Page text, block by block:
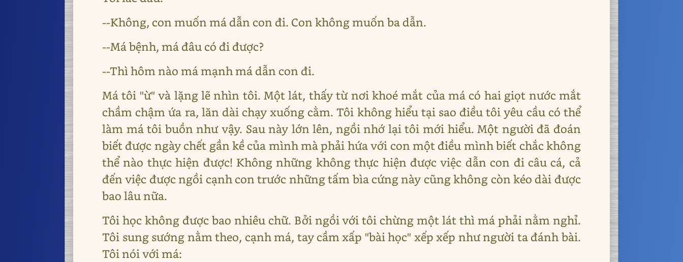
--Không, con muốn má dẫn con đi. Con không muốn ba dẫn.
--Má bệnh, má đâu có đi được?
--Thì hôm nào má mạnh má dẫn con đi.
Má tôi "ừ" và lặng lẽ nhìn tôi. Một lát, thấy từ nơi khoé mắt của má có hai giọt nước mắt
chầm chậm ứa ra, lăn dài chạy xuống cằm. Tôi không hiểu tại sao điều tôi yêu cầu có thể
làm má tôi buồn như vậy. Sau này lớn lên, ngồi nhớ lại tôi mới hiểu. Một người đã đoán
biết được ngày chết gần kề của mình mà phải hứa với con một điều mình biết chắc không
thể nào thực hiện được! Không những không thực hiện được việc dẫn con đi câu cá, cả
đến việc được ngồi cạnh con trước những tấm bìa cứng này cũng không còn kéo dài được
bao lâu nữa.
Tôi học không được bao nhiêu chữ. Bởi ngồi với tôi chừng một lát thì má phải nằm nghỉ.
Tôi sung sướng nằm theo, cạnh má, tay cầm xấp "bài học" xếp xếp như người ta đánh bài.
Tôi nói với má: